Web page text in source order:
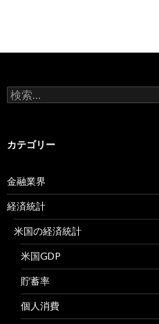
検
索:
カテゴリー
金融業界
経済統計
米国の経済統計
米国GDP
貯蓄率
個人消費